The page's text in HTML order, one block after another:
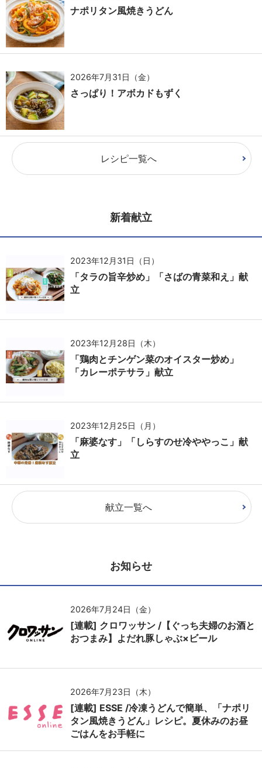
ナポリタン風焼きうどん
2026年7月31日（金）
さっぱり！アボカドもずく
レシピ一覧へ
新着献立
2023年12月31日（日）
「タラの旨辛炒め」「さばの青菜和え」献
立
2023年12月28日（木）
「鶏肉とチンゲン菜のオイスター炒め」
「カレーポテサラ」献立
2023年12月25日（月）
「麻婆なす」「しらすのせ冷ややっこ」献
立
献立一覧へ
お知らせ
2026年7月24日（金）
[連載] クロワッサン /【ぐっち夫婦のお酒と
おつまみ】よだれ豚しゃぶ×ビール
2026年7月23日（木）
[連載] ESSE /冷凍うどんで簡単、「ナポリ
タン風焼きうどん」レシピ。夏休みのお昼
ごはんをお手軽に